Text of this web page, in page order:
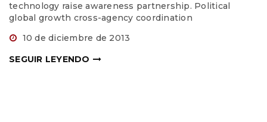
technology raise awareness partnership. Political
global growth cross-agency coordination
10 de diciembre de 2013
SEGUIR LEYENDO